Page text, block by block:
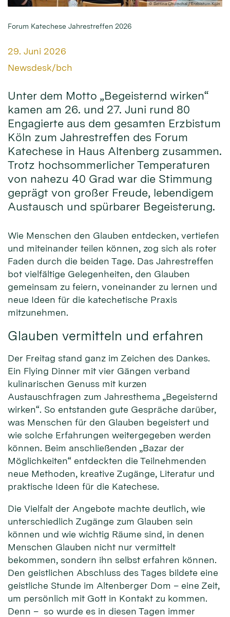
© Bettina Chumchal / Erzbistum Köln
Forum Katechese Jahrestreffen 2026
Datum:
29. Juni 2026
Von:
Newsdesk/bch
Unter dem Motto „Begeisternd wirken“
kamen am 26. und 27. Juni rund 80
Engagierte aus dem gesamten Erzbistum
Köln zum Jahrestreffen des Forum
Katechese in Haus Altenberg zusammen.
Trotz hochsommerlicher Temperaturen
von nahezu 40 Grad war die Stimmung
geprägt von großer Freude, lebendigem
Austausch und spürbarer Begeisterung.
Wie Menschen den Glauben entdecken, vertiefen
und miteinander teilen können, zog sich als roter
Faden durch die beiden Tage. Das Jahrestreffen
bot vielfältige Gelegenheiten, den Glauben
gemeinsam zu feiern, voneinander zu lernen und
neue Ideen für die katechetische Praxis
mitzunehmen.
Glauben vermitteln und erfahren
Der Freitag stand ganz im Zeichen des Dankes.
Ein Flying Dinner mit vier Gängen verband
kulinarischen Genuss mit kurzen
Austauschfragen zum Jahresthema „Begeisternd
wirken“. So entstanden gute Gespräche darüber,
was Menschen für den Glauben begeistert und
wie solche Erfahrungen weitergegeben werden
können. Beim anschließenden „Bazar der
Möglichkeiten“ entdeckten die Teilnehmenden
neue Methoden, kreative Zugänge, Literatur und
praktische Ideen für die Katechese.
Die Vielfalt der Angebote machte deutlich, wie
unterschiedlich Zugänge zum Glauben sein
können und wie wichtig Räume sind, in denen
Menschen Glauben nicht nur vermittelt
bekommen, sondern ihn selbst erfahren können.
Den geistlichen Abschluss des Tages bildete eine
geistliche Stunde im Altenberger Dom – eine Zeit,
um persönlich mit Gott in Kontakt zu kommen.
Denn – so wurde es in diesen Tagen immer